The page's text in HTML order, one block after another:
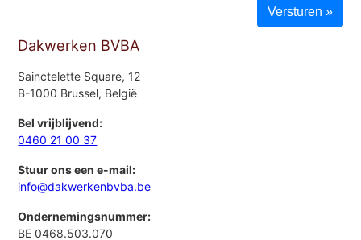
Dakwerken BVBA
Sainctelette Square, 12
B-1000 Brussel, België
Bel vrijblijvend:
0460 21 00 37
Stuur ons een e-mail:
info@dakwerkenbvba.be
Ondernemingsnummer:
BE 0468.503.070